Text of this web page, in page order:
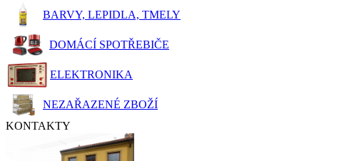
BARVY, LEPIDLA, TMELY
DOMÁCÍ SPOTŘEBIČE
ELEKTRONIKA
NEZAŘAZENÉ ZBOŽÍ
KONTAKTY